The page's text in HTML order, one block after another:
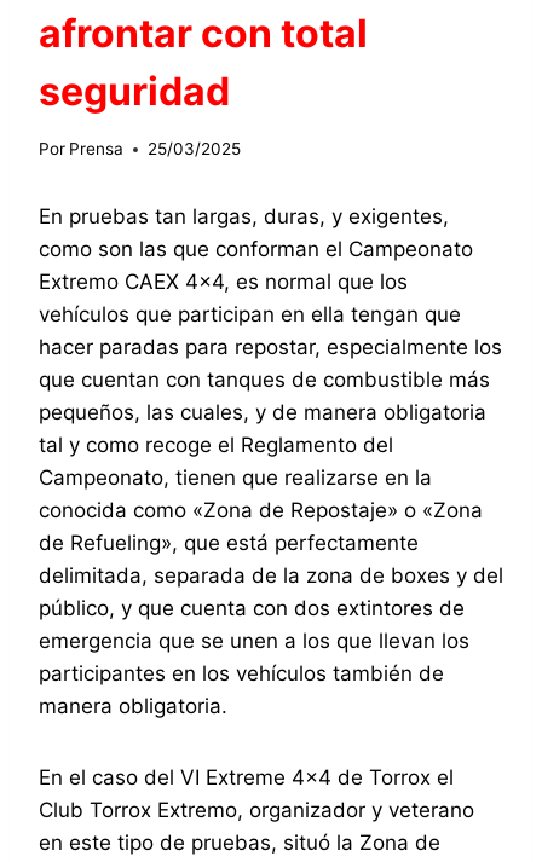
afrontar con total
seguridad
Por Prensa 25/03/2025
En pruebas tan largas, duras, y exigentes,
como son las que conforman el Campeonato
Extremo CAEX 4×4, es normal que los
vehículos que participan en ella tengan que
hacer paradas para repostar, especialmente los
que cuentan con tanques de combustible más
pequeños, las cuales, y de manera obligatoria
tal y como recoge el Reglamento del
Campeonato, tienen que realizarse en la
conocida como «Zona de Repostaje» o «Zona
de Refueling», que está perfectamente
delimitada, separada de la zona de boxes y del
público, y que cuenta con dos extintores de
emergencia que se unen a los que llevan los
participantes en los vehículos también de
manera obligatoria.
En el caso del VI Extreme 4×4 de Torrox el
Club Torrox Extremo, organizador y veterano
en este tipo de pruebas, situó la Zona de